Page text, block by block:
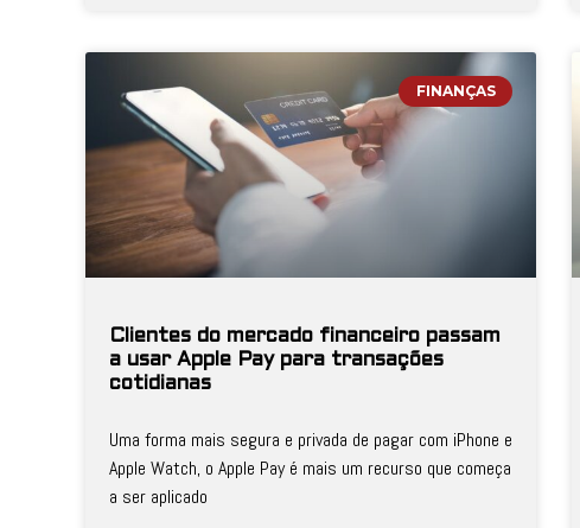
FINANÇAS
Clientes do mercado financeiro passam
a usar Apple Pay para transações
cotidianas
Uma forma mais segura e privada de pagar com iPhone e
Apple Watch, o Apple Pay é mais um recurso que começa
a ser aplicado